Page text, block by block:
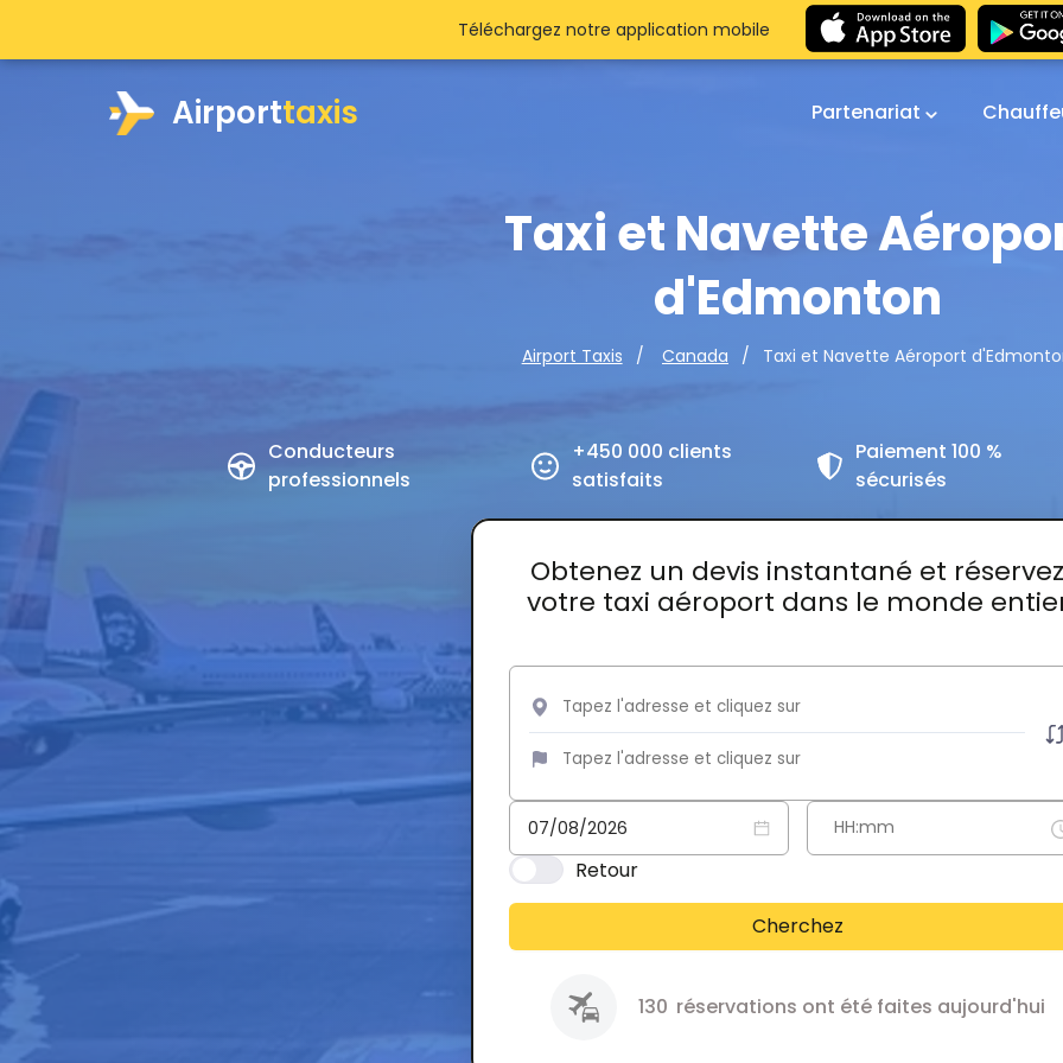
Airporttaxis Partenariat
Taxi et Navette
d'Edmonton
Airport Taxis Canada Taxi et Navette Aéroport
Conducteurs
professionnels
+450 000 clients
satisfaits
Paiement 100 %
sécurisés
Obtenez un devis instantané et réservez
votre taxi aéroport dans le monde
Retour
Cherchez
130 réservations ont été faites aujourd'hui
Téléchargez notre application mobile